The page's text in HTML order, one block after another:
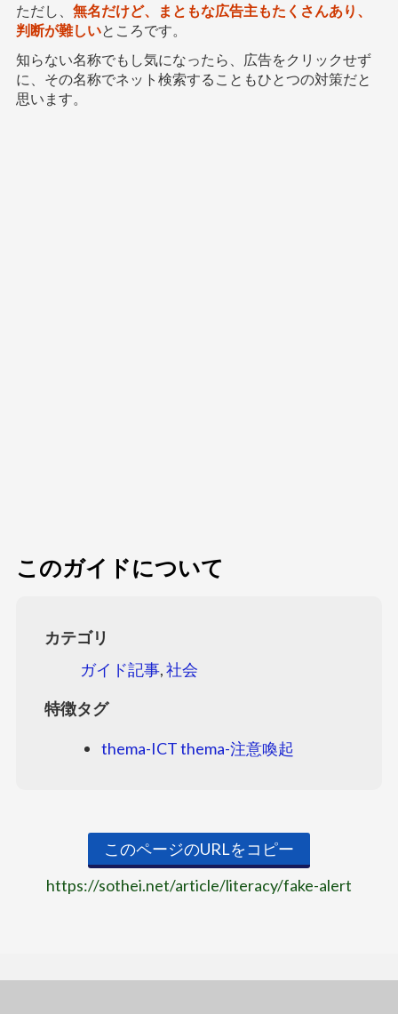
ただし、 無名だけど、まともな広告主もたくさんあり、
判断が難しいところです。
知らない名称でもし気になったら、広告をクリックせず
に、その名称でネット検索することもひとつの対策だと
思います。
このガイドについて
カテゴリ
ガイド記事,社会
特徴タグ
thema-ICTthema-注意喚起
このページのURLをコピー
https://sothei.net/article/literacy/fake-alert